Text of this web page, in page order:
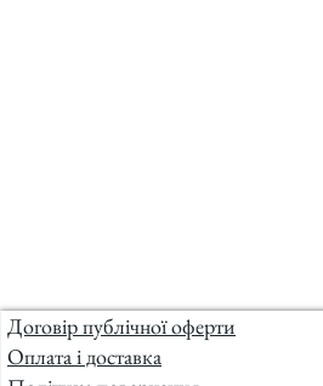
Договір публічної оферти
Оплата і доставка